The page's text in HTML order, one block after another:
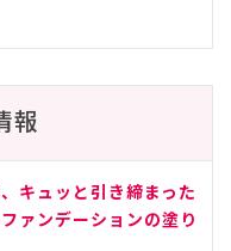
報
キュッと引き締まった
ァンデーションの塗り